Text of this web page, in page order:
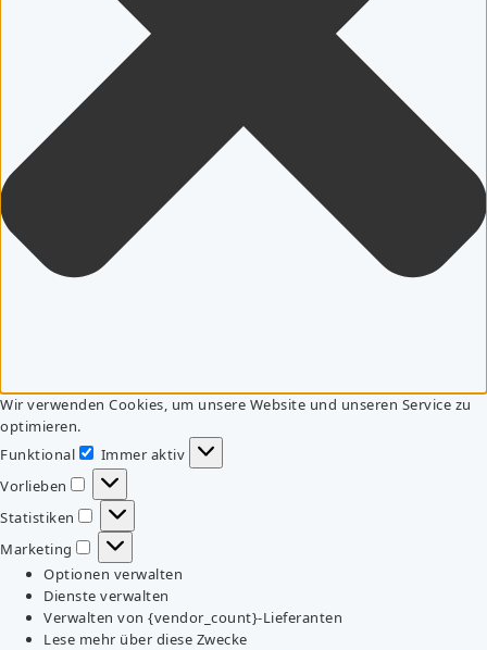
Wir verwenden Cookies, um unsere Website und unseren Service zu
optimieren.
Funktional
Funktional
Immer aktiv
Vorlieben
Vorlieben
Statistiken
Statistiken
Marketing
Marketing
Optionen verwalten
Dienste verwalten
Verwalten von {vendor_count}-Lieferanten
Lese mehr über diese Zwecke